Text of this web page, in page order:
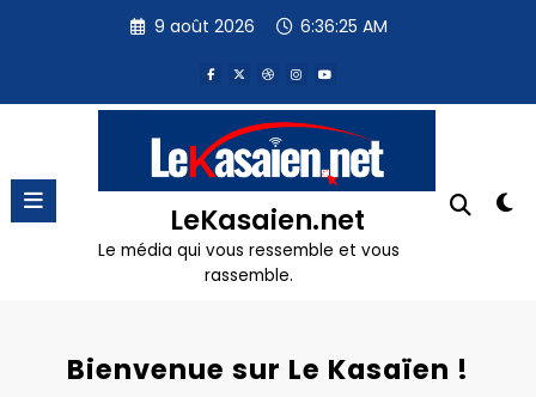
9 août 2026 6:36:26 AM
LeKasaien.net
Le média qui vous ressemble et vous
rassemble.
Bienvenue sur Le Kasaïen !